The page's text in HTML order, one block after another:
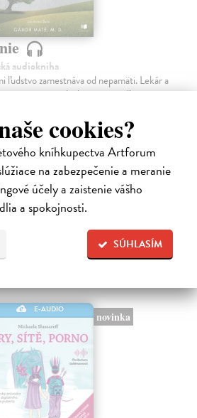
cookies?
kníhkupectva Artforum
na zabezpečenie a meranie
účely a zaistenie vášho
a spokojnosti.
SÚHLASÍM
audiokniha
ľudstvo zamestnáva od nepamäti. Lekár a
verí, že spôsob akým premýšľame a
MP3
E-AUDIO
novinka